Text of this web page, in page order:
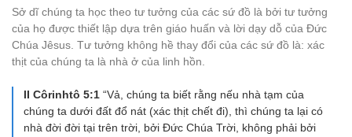
Sở dĩ chúng ta học theo tư tưởng của các sứ đồ là bởi tư tưởng
của họ được thiết lập dựa trên giáo huấn và lời dạy dỗ của Đức
Chúa Jêsus. Tư tưởng không hề thay đổi của các sứ đồ là: xác
thịt của chúng ta là nhà ở của linh hồn.
II Côrinhtô 5:1 “Vả, chúng ta biết rằng nếu nhà tạm của
chúng ta dưới đất đổ nát (xác thịt chết đi), thì chúng ta lại có
nhà đời đời tại trên trời, bởi Đức Chúa Trời, không phải bởi